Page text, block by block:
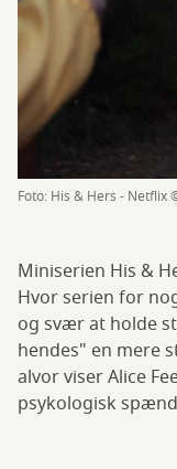
Foto: His & Hers - Netflix
Miniserien His &
Hvor serien for
og svær at holde
hendes" en mere
alvor viser Alice
psykologisk